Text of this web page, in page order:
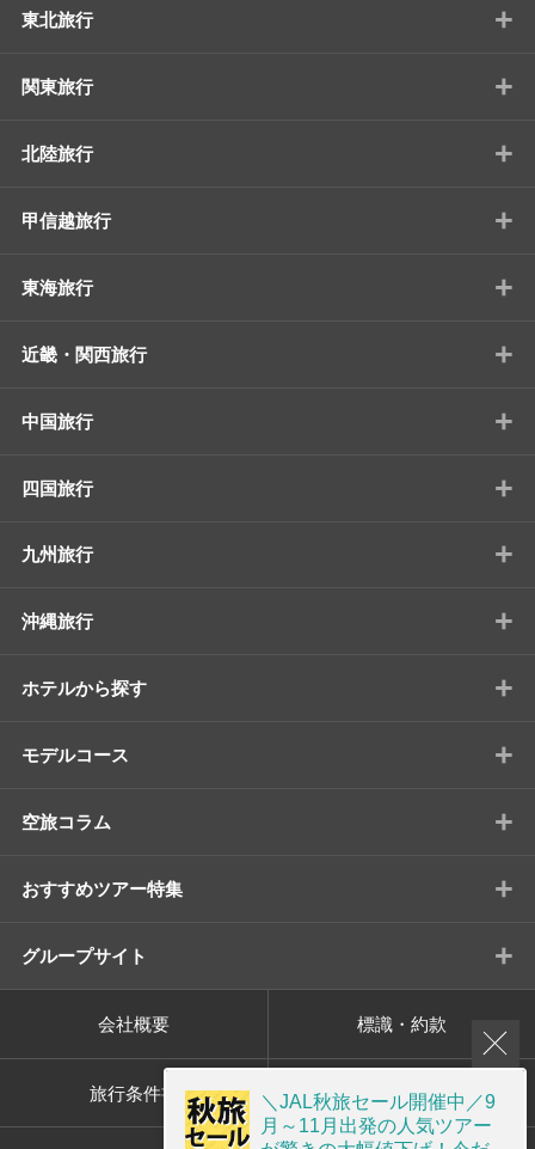
東北旅行 +
関東旅行 +
北陸旅行 +
甲信越旅行 +
東海旅行 +
近畿・関西旅行 +
中国旅行 +
四国旅行 +
九州旅行 +
沖縄旅行 +
ホテルから探す +
モデルコース +
空旅コラム +
おすすめツアー特集 +
グループサイト +
会社概要 標識・約款
旅行条件書 プライバシーポリシー
＼JAL秋旅セール開催中／9
月～11月出発の人気ツアー